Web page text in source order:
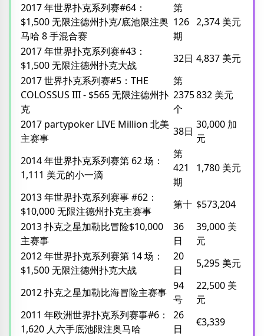
2017 年世界扑克系列赛#64：
$1,500 无限注德州扑克/底池限注奥
马哈 8 手混合赛
第
126
期
2,374 美元
2017 年世界扑克系列赛#43：
$1,500 无限注德州扑克大战
32日 4,837 美元
2017 世界扑克系列赛#5：THE
COLOSSUS III - $565 无限注德州扑
克
第
2375
个
832 美元
2017 partypoker LIVE Million 北美
主赛事
38日
30,000 加
元
2014 年世界扑克系列赛第 62 场：
1,111 美元的小一滴
第
421
期
1,780 美元
2013 年世界扑克系列赛事 #62：
$10,000 无限注德州扑克主赛事
第十 $573,204
2013 扑克之星加勒比冒险$10,000
主赛事
36
日
39,000 美
元
2012 年世界扑克系列赛第 14 场：
$1,500 无限注德州扑克大战
20
日
5,295 美元
2012 扑克之星加勒比海冒险主赛事
94
号
22,500 美
元
2011 年欧洲世界扑克系列赛事#6：
1,620 人六手底池限注奥马哈
26
日
€3,339